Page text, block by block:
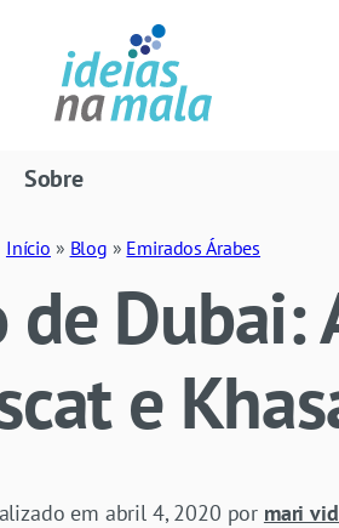
Sobre
Início » Blog » Emirados Árabes
Dubai:
e
em abril 4, 2020 por mari